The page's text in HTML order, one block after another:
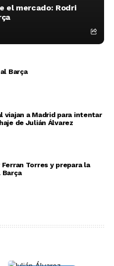
el mercado: Rodri
Barça
viajan a Madrid para intentar
de Julián Álvarez
Ferran Torres y prepara la
Barça